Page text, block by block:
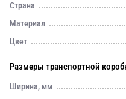
Страна
Материал
Цвет
Размеры транспортной
Ширина, мм